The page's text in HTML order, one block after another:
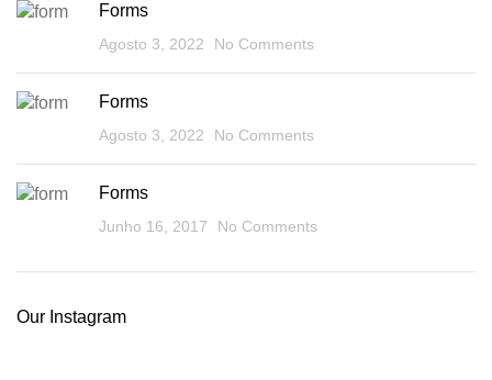
Forms
Agosto 3, 2022 No Comments
Forms
Agosto 3, 2022 No Comments
Forms
Junho 16, 2017 No Comments
Our Instagram